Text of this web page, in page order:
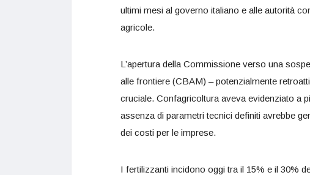
ultimi mesi al governo italiano e alle autorità
agricole.
L’apertura della Commissione verso una
alle frontiere (CBAM) – potenzialmente
cruciale. Confagricoltura aveva evidenziato a
assenza di parametri tecnici definiti avrebbe
dei costi per le imprese.
I fertilizzanti incidono oggi tra il 15% e il 30%